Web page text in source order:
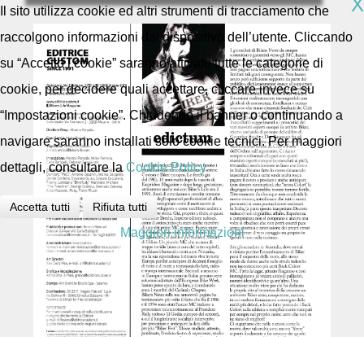
Il sito utilizza cookie ed altri strumenti di tracciamento che
raccolgono informazioni dal dispositivo dell’utente. Cliccando
su “Accetto i cookie” saranno attivate tutte le categorie di
cookie, per decidere quali accettare, cliccare invece su
“Impostazioni cookie”. Chiudendo il banner o continuando a
navigare saranno installati solo cookie tecnici. Per maggiori
dettagli, consultare laCookie Policy
Accetta tutti Rifiuta tutti
Maggiori informazioni